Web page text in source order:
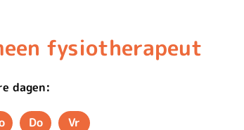
fysiotherapeut
dagen:
Do Vr